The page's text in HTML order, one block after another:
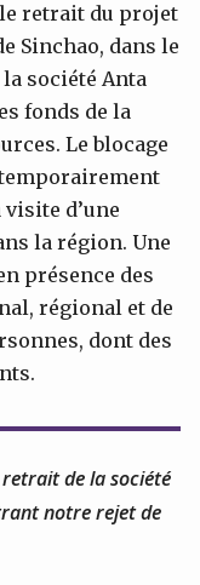
retrait du projet
Sinchao, dans le
société Anta
fonds de la
Le blocage
temporairement
d’une
la région. Une
présence des
régional et de
dont des
de la société
notre rejet de